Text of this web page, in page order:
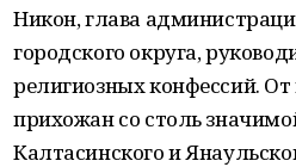
Никон, глава
городского округа,
религиозных конфессий.
прихожан со столь
Калтасинского и